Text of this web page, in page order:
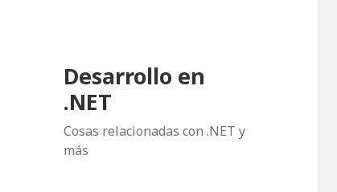
Desarrollo en
.NET
Cosas relacionadas con .NET y
más